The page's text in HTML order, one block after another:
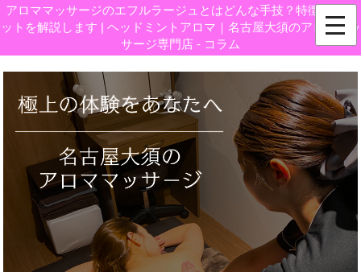
アロママッサージのエフルラージュとはどんな手技？特徴・メリ
ットを解説します | ヘッドミントアロマ｜名古屋大須のアロママッ
サージ専門店 - コラム